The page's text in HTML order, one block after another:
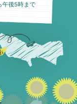
午後5時まで